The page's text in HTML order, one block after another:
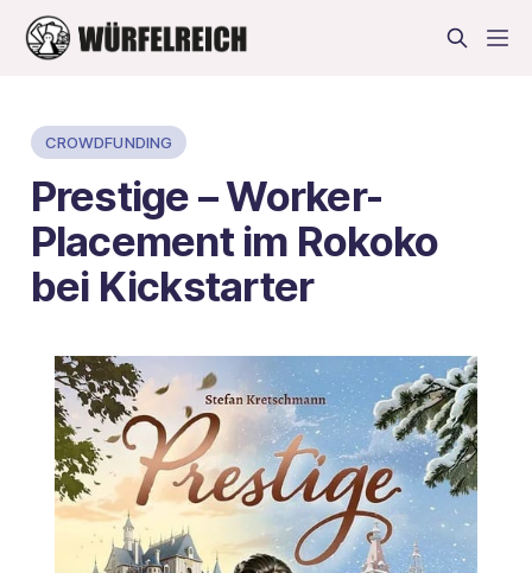
CROWDFUNDING
Prestige – Worker-
Placement im Rokoko
bei Kickstarter